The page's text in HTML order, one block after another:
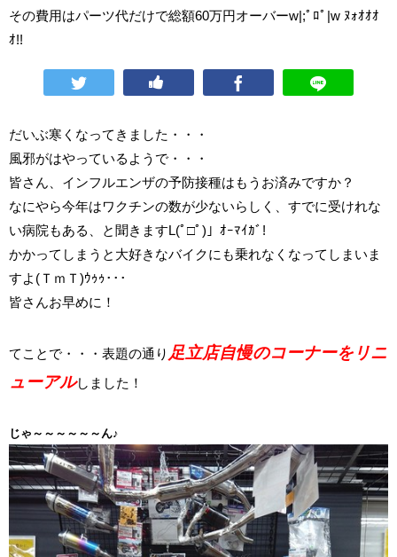
その費用はパーツ代だけで総額60万円オーバーw|;ﾟﾛﾟ|w ﾇｫｵｵｵ
ｵ!!
だいぶ寒くなってきました・・・
風邪がはやっているようで・・・
皆さん、インフルエンザの予防接種はもうお済みですか？
なにやら今年はワクチンの数が少ないらしく、すでに受けれな
い病院もある、と聞きますL(ﾟ□ﾟ)」ｵｰﾏｲｶﾞ!
かかってしまうと大好きなバイクにも乗れなくなってしまいま
すよ(ＴｍＴ)ｳｩｩ･･･
皆さんお早めに！
てことで・・・表題の通り 足立店自慢のコーナーをリニ
ューアルしました！
じゃ～～～～～～ん♪